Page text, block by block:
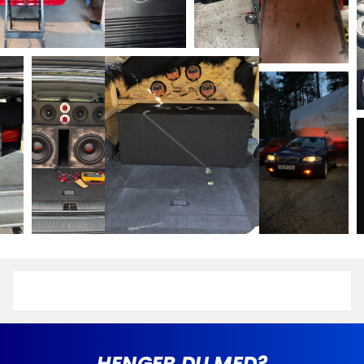
Holder seg kald, i alle situasjoner
MAD A1-serien erstatter storselgerne fra BEAT-
serien. GAS har sett over alt. Det har blitt skrudd,
optimalisert og testet. Sluttresultatet er endelig her!
Ved første øyekast vil blikkene bli trukket mot det
varmeavledende chassiset. Dette sikrer optimal
kjøling for best mulig ytelse! Du kan trygt lene deg
tilbake og nyte favorittmusikken din, selv når du
presser systemet til dets grense. Overoppheting er
en saga blott, og du kan lytte til musikken din helt
strømlinjeformede designen med gjennomtenkte